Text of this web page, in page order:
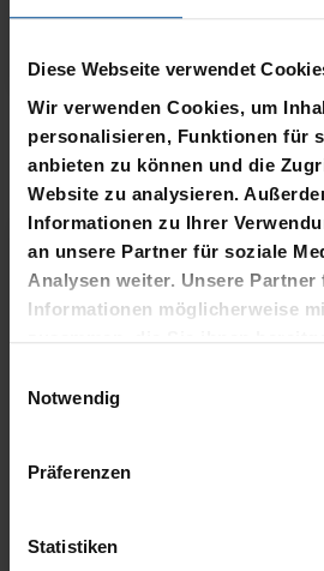
Diese Webseite verwendet
Wir verwenden Cookies, um
personalisieren, Funktionen für
anbieten zu können und die
Website zu analysieren.
Informationen zu Ihrer
an unsere Partner für soziale
Analysen weiter. Unsere Partner
Informationen möglicherweise
gesammelt haben.
Notwendig
Präferenzen
Statistiken
Neu
T-SHIRT STADTMOMENTE
29,95 €